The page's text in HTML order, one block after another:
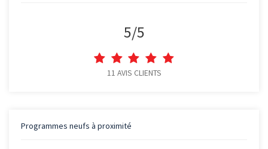
5/5
11 AVIS CLIENTS
Programmes neufs à proximité